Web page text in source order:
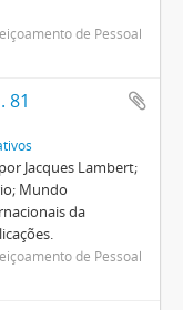
de Pessoal
81
Jacques Lambert;
Mundo
da
de Pessoal